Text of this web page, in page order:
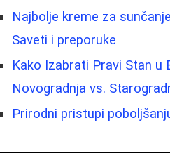
Najbolje kreme za
Saveti i preporuke
Kako Izabrati Pravi Stan u
Novogradnja vs.
Prirodni pristupi